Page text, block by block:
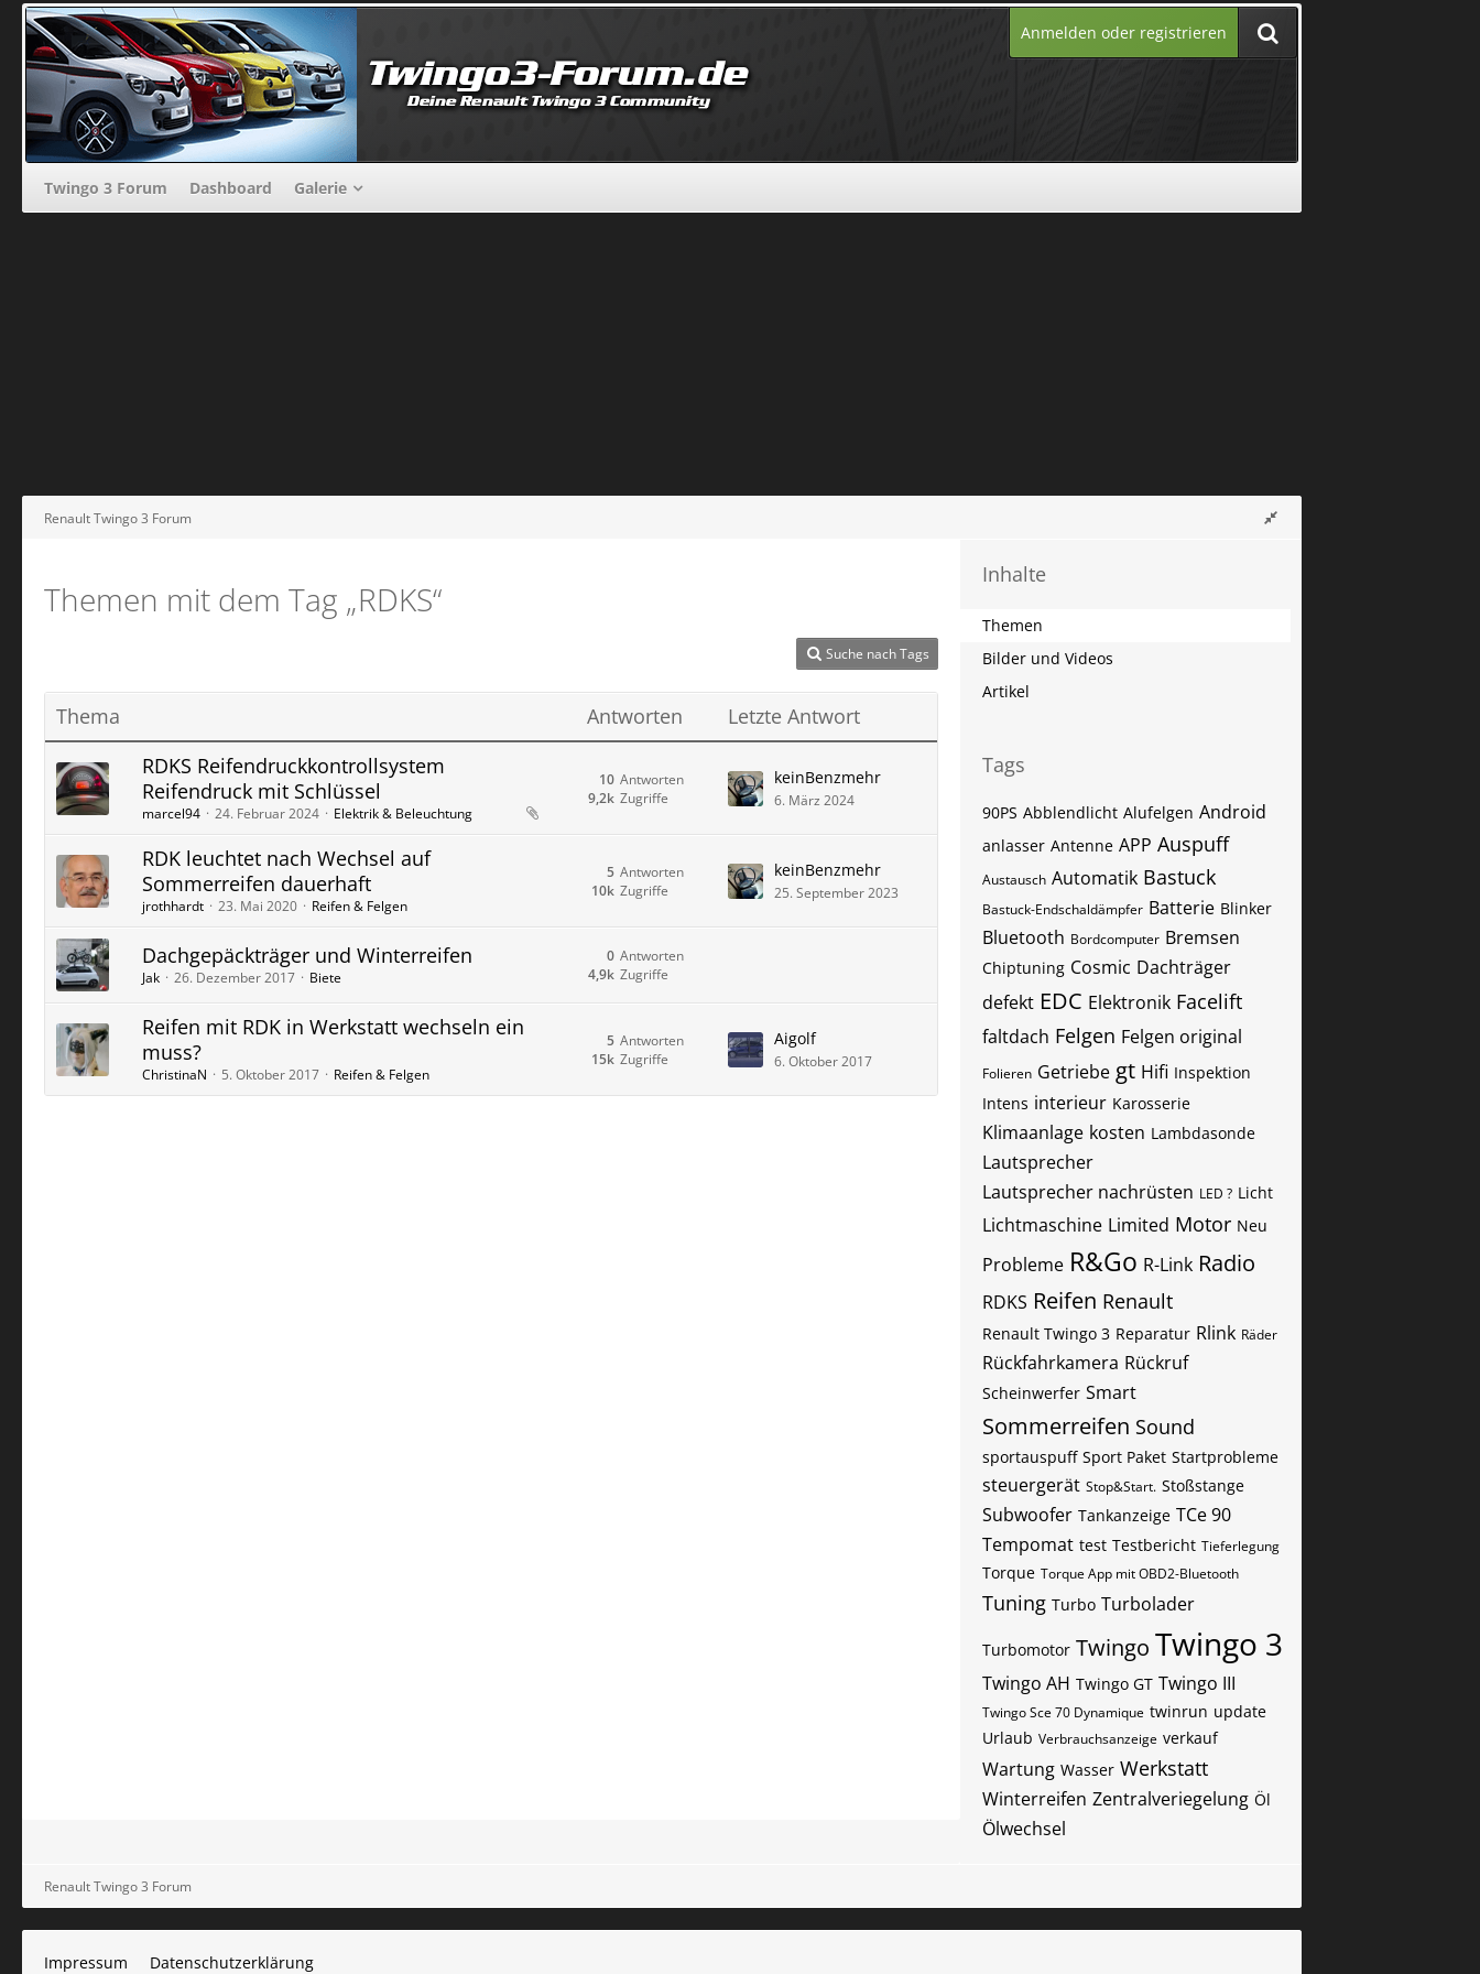
Anmelden oder registrieren
Twingo 3 Forum Dashboard Galerie
Renault Twingo 3 Forum
Themen mit dem Tag „RDKS“
Suche nach Tags
Thema Antworten
Letzte Antwort
RDKS Reifendruckkontrollsystem
Reifendruck mit Schlüssel
marcel94 24. Februar 2024 Elektrik & Beleuchtung
Antworten
10
Zugriffe
9,2k
keinBenzmehr
6. März 2024
RDK leuchtet nach Wechsel auf
Sommerreifen dauerhaft
jrothhardt 23. Mai 2020 Reifen & Felgen
Antworten
5
Zugriffe
10k
keinBenzmehr
25. September 2023
Dachgepäckträger und Winterreifen
Jak 26. Dezember 2017 Biete
Antworten
0
Zugriffe
4,9k
Reifen mit RDK in Werkstatt wechseln ein
muss?
ChristinaN 5. Oktober 2017 Reifen & Felgen
Antworten
5
Zugriffe
15k
Aigolf
6. Oktober 2017
Inhalte
Themen
Bilder und Videos
Artikel
Tags
90PS Abblendlicht Alufelgen Android
anlasser Antenne APP Auspuff
Austausch Automatik Bastuck
Bastuck-Endschaldämpfer Batterie Blinker
Bluetooth Bordcomputer Bremsen
Chiptuning Cosmic Dachträger
defekt EDC Elektronik Facelift
faltdach Felgen Felgen original
Folieren Getriebe gt Hifi Inspektion
Intens interieur Karosserie
Klimaanlage kosten Lambdasonde
Lautsprecher
Lautsprecher nachrüsten LED ? Licht
Lichtmaschine Limited Motor Neu
Probleme R&Go R-Link Radio
RDKS Reifen Renault
Renault Twingo 3 Reparatur Rlink Räder
Rückfahrkamera Rückruf
Scheinwerfer Smart
Sommerreifen Sound
sportauspuff Sport Paket Startprobleme
steuergerät Stop&Start. Stoßstange
Subwoofer Tankanzeige TCe 90
Tempomat test Testbericht Tieferlegung
Torque Torque App mit OBD2-Bluetooth
Tuning Turbo Turbolader
Turbomotor Twingo Twingo 3
Twingo AH Twingo GT Twingo III
Twingo Sce 70 Dynamique twinrun update
Urlaub Verbrauchsanzeige verkauf
Wartung Wasser Werkstatt
Winterreifen Zentralveriegelung Öl
Ölwechsel
Renault Twingo 3 Forum
Impressum Datenschutzerklärung